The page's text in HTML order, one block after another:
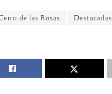
de las Rosas Destacadas